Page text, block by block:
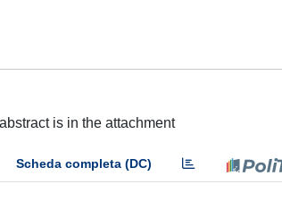
is in the attachment
Scheda completa (DC)